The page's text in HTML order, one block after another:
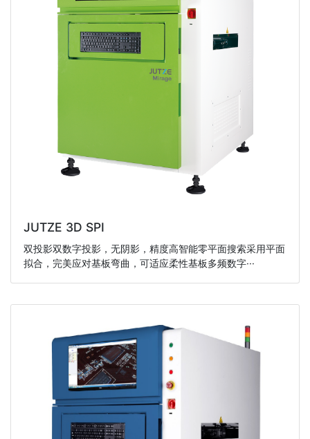
JUTZE 3D SPI
双投影双数字投影，无阴影，精度高智能零平面搜索采用平面
拟合，完美应对基板弯曲，可适应柔性基板多频数字···